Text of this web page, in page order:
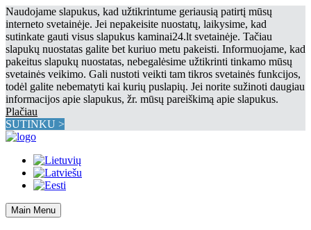
Naudojame slapukus, kad užtikrintume geriausią patirtį mūsų
interneto svetainėje. Jei nepakeisite nuostatų, laikysime, kad
sutinkate gauti visus slapukus kaminai24.lt svetainėje. Tačiau
slapukų nuostatas galite bet kuriuo metu pakeisti. Informuojame, kad
pakeitus slapukų nuostatas, nebegalėsime užtikrinti tinkamo mūsų
svetainės veikimo. Gali nustoti veikti tam tikros svetainės funkcijos,
todėl galite nebematyti kai kurių puslapių. Jei norite sužinoti daugiau
informacijos apie slapukus, žr. mūsų pareiškimą apie slapukus.
Plačiau
SUTINKU >
Main Menu